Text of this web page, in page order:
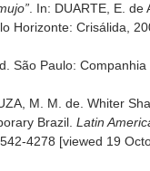
. In: DUARTE, E.
Horizonte: Crisálida,
São Paulo:
M. M. de. Whiter
Brazil. Latin
4278 [viewed 19